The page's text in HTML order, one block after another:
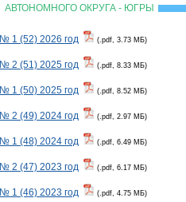
АВТОНОМНОГО ОКРУГА - ЮГРЫ
№ 1 (52) 2026 год (.pdf, 3.73 МБ)
№ 2 (51) 2025 год (.pdf, 8.33 МБ)
№ 1 (50) 2025 год (.pdf, 8.52 МБ)
№ 2 (49) 2024 год (.pdf, 2.97 МБ)
№ 1 (48) 2024 год (.pdf, 6.49 МБ)
№ 2 (47) 2023 год (.pdf, 6.17 МБ)
№ 1 (46) 2023 год (.pdf, 4.75 МБ)